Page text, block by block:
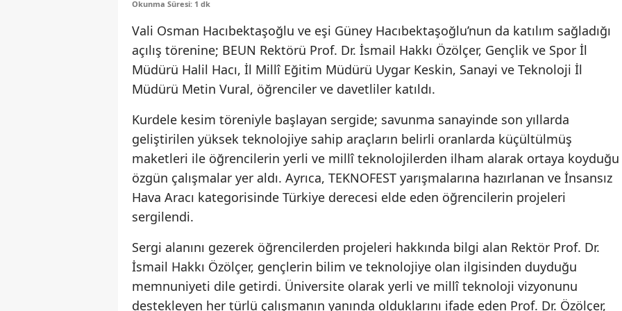
Okunma Süresi: 1 dk
Vali Osman Hacıbektaşoğlu ve eşi Güney Hacıbektaşoğlu’nun da katılım sağladığı
açılış törenine; BEUN Rektörü Prof. Dr. İsmail Hakkı Özölçer, Gençlik ve Spor İl
Müdürü Halil Hacı, İl Millî Eğitim Müdürü Uygar Keskin, Sanayi ve Teknoloji İl
Müdürü Metin Vural, öğrenciler ve davetliler katıldı.
Kurdele kesim töreniyle başlayan sergide; savunma sanayinde son yıllarda
geliştirilen yüksek teknolojiye sahip araçların belirli oranlarda küçültülmüş
maketleri ile öğrencilerin yerli ve millî teknolojilerden ilham alarak ortaya koyduğu
özgün çalışmalar yer aldı. Ayrıca, TEKNOFEST yarışmalarına hazırlanan ve İnsansız
Hava Aracı kategorisinde Türkiye derecesi elde eden öğrencilerin projeleri
sergilendi.
Sergi alanını gezerek öğrencilerden projeleri hakkında bilgi alan Rektör Prof. Dr.
İsmail Hakkı Özölçer, gençlerin bilim ve teknolojiye olan ilgisinden duyduğu
memnuniyeti dile getirdi. Üniversite olarak yerli ve millî teknoloji vizyonunu
destekleyen her türlü çalışmanın yanında olduklarını ifade eden Prof. Dr. Özölçer,